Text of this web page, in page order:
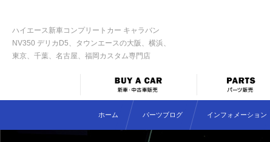
ハイエース新車コンプリートカー キャラバン
NV350 デリカD5、タウンエースの大阪、横浜、
東京、千葉、名古屋、福岡カスタム専門店
ホーム パーツブログ インフォメーション